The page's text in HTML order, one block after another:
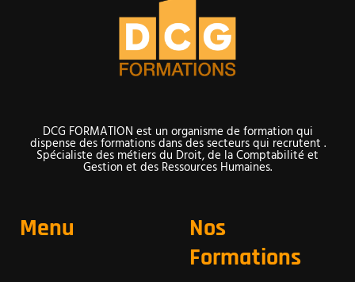
DCG FORMATION est un organisme de formation qui
dispense des formations dans des secteurs qui recrutent .
Spécialiste des métiers du Droit, de la Comptabilité et
Gestion et des Ressources Humaines.
Menu
Nos
Formations